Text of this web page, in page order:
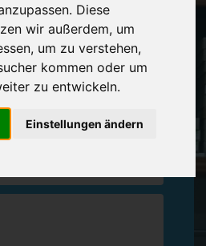
Diese
wir außerdem, um
um zu verstehen,
kommen oder um
zu entwickeln.
Einstellungen ändern
Sie einenRückruf
eine persönliche Nachricht.